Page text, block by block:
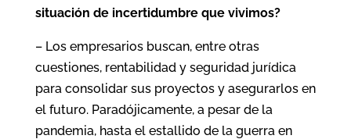
situación de incertidumbre que vivimos?
– Los empresarios buscan, entre otras
cuestiones, rentabilidad y seguridad jurídica
para consolidar sus proyectos y asegurarlos en
el futuro. Paradójicamente, a pesar de la
pandemia, hasta el estallido de la guerra en